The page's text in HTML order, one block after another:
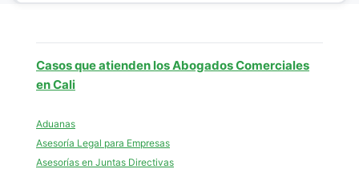
Casos que atienden los Abogados Comerciales
en Cali
Aduanas
Asesoría Legal para Empresas
Asesorías en Juntas Directivas